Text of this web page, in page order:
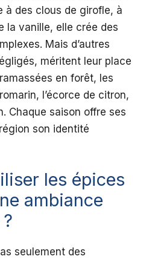
à des clous de girofle, à
la vanille, elle crée des
Mais d’autres
méritent leur place
en forêt, les
l’écorce de citron,
Chaque saison offre ses
son identité
les épices
ambiance
seulement des